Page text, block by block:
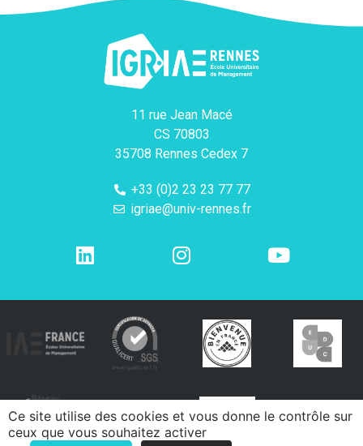
11 rue Jean Macé
CS 70803
35708 Rennes Cedex 7
+33 (0)2 23 23 77 77
igriae@univ-rennes.fr
Ce site utilise des cookies et vous donne le contrôle sur
ceux que vous souhaitez activer